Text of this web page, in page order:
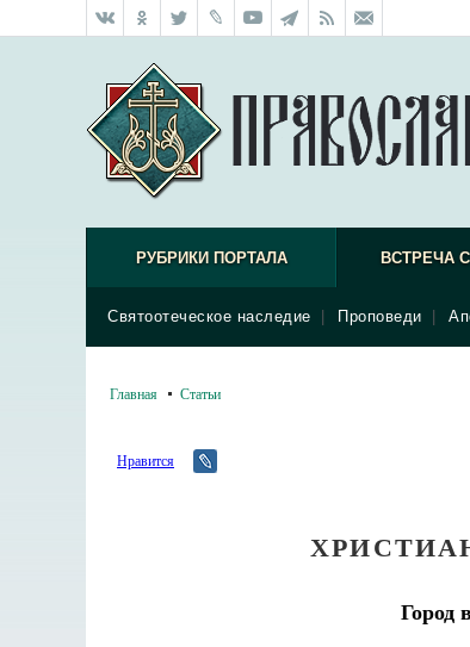
РУБРИКИ ПОРТАЛА ВСТРЕЧА
Святоотеческое наследие Проповеди
Главная Статьи
Нравится
Город